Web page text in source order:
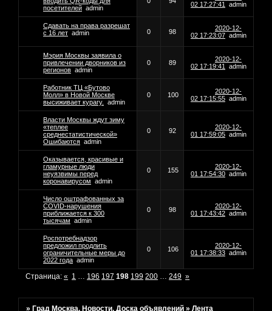
посетителей admin
02 17:27:41
admin
Сдавать на права разрешат
с 16 лет admin 0 98
2020-12-
02 17:23:07 admin
Мэрия Москвы заявила о
привлечении дворников из
регионов admin
0 89
2020-12-
02 17:19:41
admin
Работник ТЦ «Бутово
Молл» в Новой Москве
высиживает курагу.
admin
0 100
2020-12-
02 17:15:55 admin
Власти Москвы ждут зиму
«теплее
среднестатистической»
Ошибаются admin
0 92
2020-12-
01 17:59:05 admin
Оказывается, красивые и
гламурные люди
неуязвимы перед
коронавирусом admin
0 155
2020-12-
01 17:54:30 admin
Число оштрафованных за
COVID-нарушения
приближается к 300
тысячам admin
0 98
2020-12-
01 17:43:42 admin
Роспотребнадзор
предложил продлить
ограничительные меры до
2022 года admin
0 106
2020-12-
01 17:38:33 admin
Страница:« 1 … 196 197 198 199 200 … 249 »
»Град Москва. Новости. Доска объявлений »Лента